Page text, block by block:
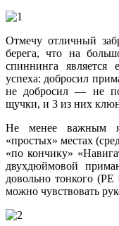
Отмечу отличный
берега, что на
спиннинга
успеха: добросил
не добросил — не
щучки, и 3 из них
Не менее важным
«простых» местах
«по кончику»
двухдюймовой
довольно тонкого
можно чувствовать